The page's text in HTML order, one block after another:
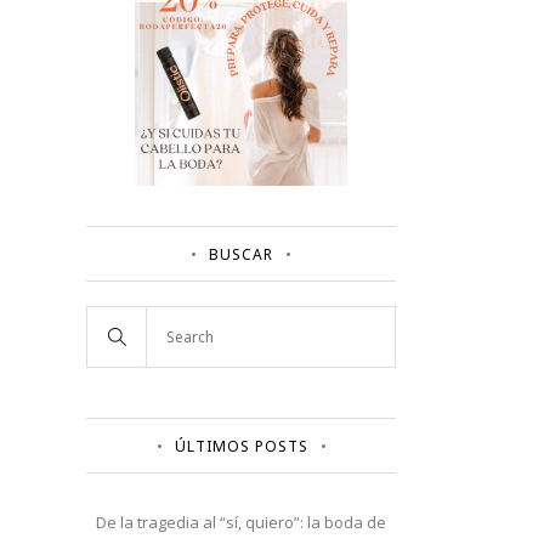
BUSCAR
ÚLTIMOS POSTS
De la tragedia al “sí, quiero”: la boda de